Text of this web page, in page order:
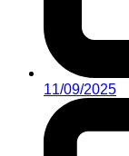
11/09/2025